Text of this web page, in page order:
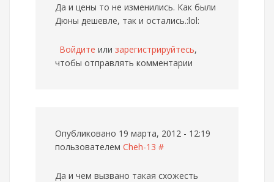
Да и цены то не изменились. Как были
Дюны дешевле, так и остались.:lol:
Войдите или зарегистрируйтесь,
чтобы отправлять комментарии
Опубликовано 19 марта, 2012 - 12:19
пользователем Cheh-13 #
Да и чем вызвано такая схожесть